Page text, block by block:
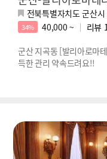
전북특별자치도 군산
34% 40,000 ~ 리뷰
군산 지곡동 [발리아로마
득한 관리 약속드려요!!